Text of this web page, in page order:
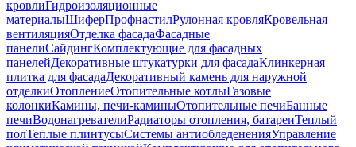
кровлиГидроизоляционные
материалыШиферПрофнастилРулонная кровляКровельная
вентиляцияОтделка фасадаФасадные
панелиСайдингКомплектующие для фасадных
панелейДекоративные штукатурки для фасадаКлинкерная
плитка для фасадаДекоративный камень для наружной
отделкиОтоплениеОтопительные котлыГазовые
колонкиКамины, печи-каминыОтопительные печиБанные
печиВодонагревателиРадиаторы отопления, батареиТеплый
полТеплые плинтусыСистемы антиобледененияУправление